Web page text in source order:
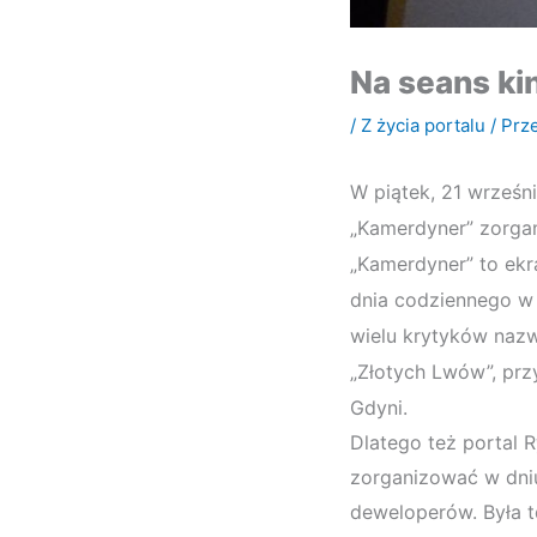
Na seans
/ Z życia portalu /
W piątek, 21
„Kamerdyner”
„Kamerdyner” to
dnia codziennego
wielu krytyków
„Złotych Lwów”,
Gdyni.
Dlatego też portal
zorganizować w
deweloperów.